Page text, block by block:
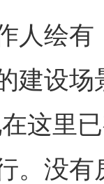
绘有
建设
这里
。没